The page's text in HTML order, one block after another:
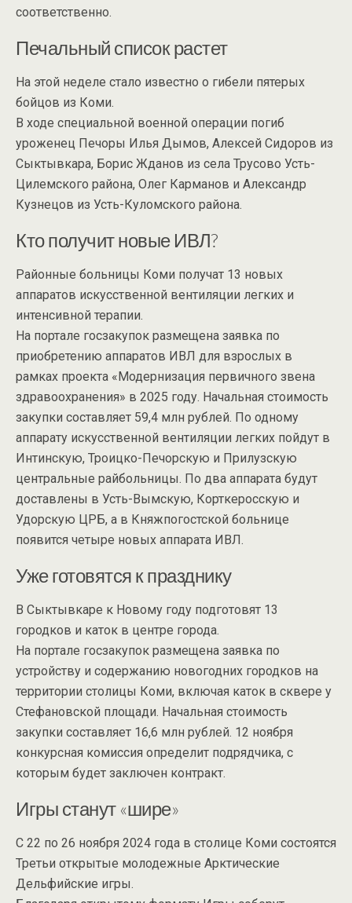
соответственно.
Печальный список растет
На этой неделе стало известно о гибели пятерых
бойцов из Коми.
В ходе специальной военной операции погиб
уроженец Печоры Илья Дымов, Алексей Сидоров из
Сыктывкара, Борис Жданов из села Трусово Усть-
Цилемского района, Олег Карманов и Александр
Кузнецов из Усть-Куломского района.​​
Кто получит новые ИВЛ?
Районные больницы Коми получат 13 новых
аппаратов искусственной вентиляции легких и
интенсивной терапии.
На портале госзакупок размещена заявка по
приобретению аппаратов ИВЛ для взрослых в
рамках проекта «Модернизация первичного звена
здравоохранения» в 2025 году. Начальная стоимость
закупки составляет 59,4 млн рублей. По одному
аппарату искусственной вентиляции легких пойдут в
Интинскую, Троицко-Печорскую и Прилузскую
центральные райбольницы. По два аппарата будут
доставлены в Усть-Вымскую, Корткеросскую и
Удорскую ЦРБ, а в Княжпогостской больнице
появится четыре новых аппарата ИВЛ.
Уже готовятся к празднику
В Сыктывкаре к Новому году подготовят 13
городков и каток в центре города.
На портале госзакупок размещена заявка по
устройству и содержанию новогодних городков на
территории столицы Коми, включая каток в сквере у
Стефановской площади. Начальная стоимость
закупки составляет 16,6 млн рублей. 12 ноября
конкурсная комиссия определит подрядчика, с
которым будет заключен контракт.
Игры станут «шире»
С 22 по 26 ноября 2024 года в столице Коми состоятся
Третьи открытые молодежные Арктические
Дельфийские игры.